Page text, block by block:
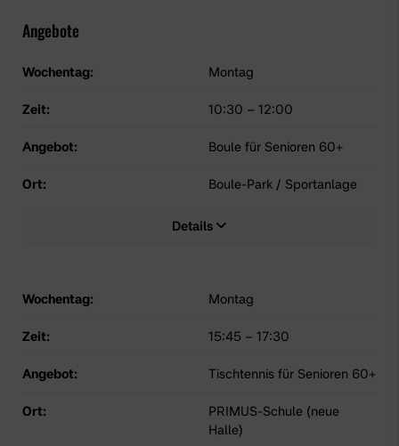
Angebote
Wochentag: Montag
Zeit: 10:30 – 12:00
Angebot: Boule für Senioren 60+
Ort: Boule-Park / Sportanlage
Details
Wochentag: Montag
Zeit: 15:45 – 17:30
Angebot: Tischtennis für Senioren 60+
Ort:
PRIMUS-Schule (neue
Halle)